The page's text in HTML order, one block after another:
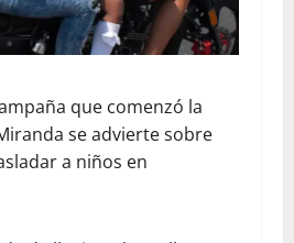
que comenzó la
se advierte sobre
a niños en